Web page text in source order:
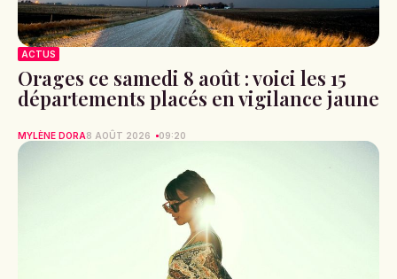
ACTUS
Orages ce samedi 8 août : voici les 15
départements placés en vigilance jaune
MYLÈNE DORA8 AOÛT 2026 09:20